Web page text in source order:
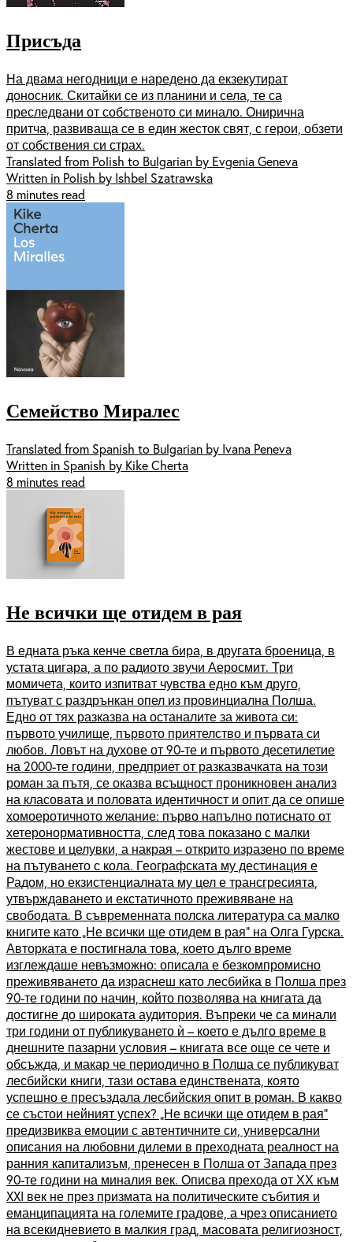
Присъда
На двама негодници е наредено да екзекутират
доносник. Скитайки се из планини и села, те са
преследвани от собственото си минало. Онирична
притча, развиваща се в един жесток свят, с герои, обзети
от собствения си страх.
Translated from Polish to Bulgarian by Evgenia Geneva
Written in Polish by Ishbel Szatrawska
8 minutes read
Семейство Миралес
Translated from Spanish to Bulgarian by Ivana Peneva
Written in Spanish by Kike Cherta
8 minutes read
Не всички ще отидем в рая
В едната ръка кенче светла бира, в другата броеница, в
устата цигара, а по радиото звучи Аеросмит. Три
момичета, които изпитват чувства едно към друго,
пътуват с раздрънкан опел из провинциална Полша.
Едно от тях разказва на останалите за живота си:
първото училище, първото приятелство и първата си
любов. Ловът на духове от 90-те и първото десетилетие
на 2000-те години, предприет от разказвачката на този
роман за пътя, се оказва всъщност проникновен анализ
на класовата и половата идентичност и опит да се опише
хомоеротичното желание: първо напълно потиснато от
хетеронормативността, след това показано с малки
жестове и целувки, а накрая – открито изразено по време
на пътуването с кола. Географската му дестинация е
Радом, но екзистенциалната му цел е трансгресията,
утвърждаването и екстатичното преживяване на
свободата. В съвременната полска литература са малко
книгите като „Не всички ще отидем в рая“ на Олга Гурска.
Авторката е постигнала това, което дълго време
изглеждаше невъзможно: описала е безкомпромисно
преживяването да израснеш като лесбийка в Полша през
90-те години по начин, който позволява на книгата да
достигне до широката аудитория. Въпреки че са минали
три години от публикуването ѝ – което е дълго време в
днешните пазарни условия – книгата все още се чете и
обсъжда, и макар че периодично в Полша се публикуват
лесбийски книги, тази остава единствената, която
успешно е пресъздала лесбийския опит в роман. В какво
се състои нейният успех? „Не всички ще отидем в рая“
предизвиква емоции с автентичните си, универсални
описания на любовни дилеми в преходната реалност на
ранния капитализъм, пренесен в Полша от Запада през
90-те години на миналия век. Описва прехода от ХХ към
XXI век не през призмата на политическите събития и
еманципацията на големите градове, а чрез описанието
на всекидневието в малкия град, масовата религиозност,